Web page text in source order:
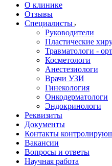
О клинике
Отзывы
Специалисты
Руководители
Пластические
Травматологи -
Косметологи
Анестезиологи
Врачи УЗИ
Гинекология
Онкодерматологи
Эндокринологи
Реквизиты
Документы
Контакты
Вакансии
Вопросы и ответы
Научная работа